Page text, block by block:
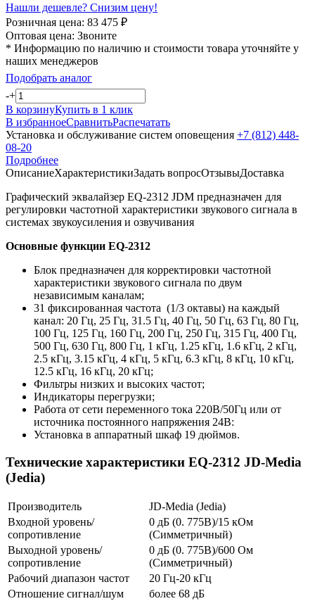
Нашли дешевле? Снизим цену!
Розничная цена: 83 475 ₽
Оптовая цена: Звоните
* Информацию по наличию и стоимости товара уточняйте у
наших менеджеров
Подобрать аналог
-+
В корзинуКупить в 1 клик
В избранноеСравнитьРаспечатать
Установка и обслуживание систем оповещения +7 (812) 448-
08-20
Подробнее
ОписаниеХарактеристикиЗадать вопросОтзывыДоставка
Графический эквалайзер EQ-2312 JDM предназначен для
регулировки частотной характеристики звукового сигнала в
системах звукоусиления и озвучивания
Основные функции EQ-2312
Блок предназначен для корректировки частотной
характеристики звукового сигнала по двум
независимым каналам;
31 фиксированная частота (1/3 октавы) на каждый
канал: 20 Гц, 25 Гц, 31.5 Гц, 40 Гц, 50 Гц, 63 Гц, 80 Гц,
100 Гц, 125 Гц, 160 Гц, 200 Гц, 250 Гц, 315 Гц, 400 Гц,
500 Гц, 630 Гц, 800 Гц, 1 кГц, 1.25 кГц, 1.6 кГц, 2 кГц,
2.5 кГц, 3.15 кГц, 4 кГц, 5 кГц, 6.3 кГц, 8 кГц, 10 кГц,
12.5 кГц, 16 кГц, 20 кГц;
Фильтры низких и высоких частот;
Индикаторы перегрузки;
Работа от сети переменного тока 220В/50Гц или от
источника постоянного напряжения 24В:
Установка в аппаратный шкаф 19 дюймов.
Технические характеристики EQ-2312 JD-Media
(Jedia)
Производитель
JD-Media (Jedia)
Входной уровень/
сопротивление
0 дБ (0. 775В)/15 кОм
(Симметричный)
Выходной уровень/
сопротивление
0 дБ (0. 775В)/600 Ом
(Симметричный)
Рабочий диапазон частот
20 Гц-20 кГц
Отношение сигнал/шум
более 68 дБ